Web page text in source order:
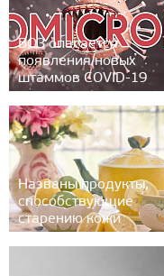
ВОЗ опасается
появления новых
штаммов COVID-19
Названы продукты,
способствующие
старению кожи